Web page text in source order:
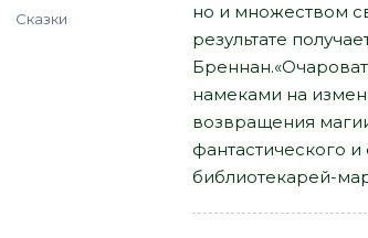
Сказки
но и множеством
результате
намеками на
возвращения
фантастического
библиотекарей-